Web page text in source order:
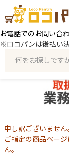
お電話でのお問い合
※ロコパンは後払い
何をお探しです
申し訳ございません
ご指定の商品ペー
ん。